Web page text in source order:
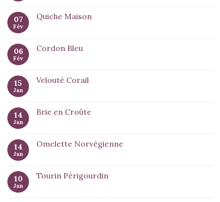
07
Fév
Quiche Maison
06
Fév
Cordon Bleu
15
Jan
Velouté Corail
14
Jan
Brie en Croûte
14
Jan
Omelette Norvégienne
10
Jan
Tourin Périgourdin